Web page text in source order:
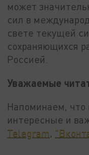
может
сил в
свете текущей
сохраняющихся
Россией.
Уважаемые
Напоминаем,
интересные и
Telegram